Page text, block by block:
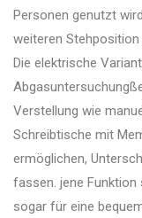
Personen genutzt
weiteren
Die elektrische
Verstellung wie
Schreibtische mit
ermöglichen,
fassen. jene
sogar für eine